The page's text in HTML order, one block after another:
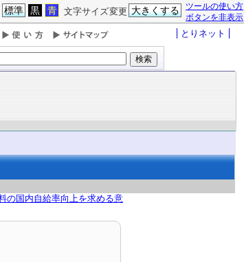
ツールの使い方
ボタンを非表示
文字サイズ変更 大きくする
標準 黒 青
とりネット
国内自給率向上を求める意